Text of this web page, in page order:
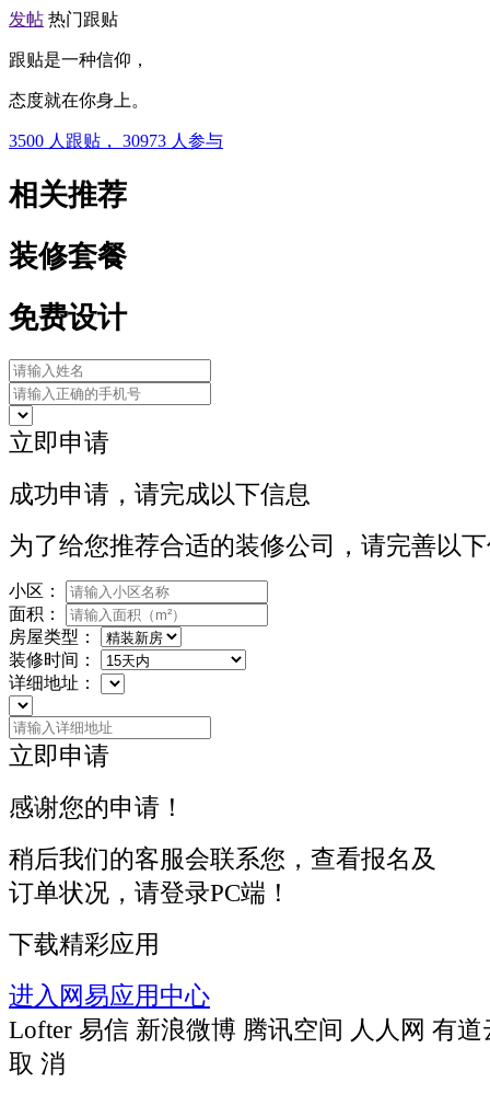
发帖 热门跟贴
跟贴是一种信仰，
态度就在你身上。
3500 人跟贴， 30973 人参与
相关推荐
装修套餐
免费设计
立即申请
成功申请，请完成以下信息
为了给您推荐合适的装修公司，请完善以
小区：
面积：
房屋类型：
装修时间：
详细地址：
立即申请
感谢您的申请！
稍后我们的客服会联系您，查看报名及
订单状况，请登录PC端！
下载精彩应用
进入网易应用中心
Lofter 易信 新浪微博 腾讯空间 人人网 有道
取 消